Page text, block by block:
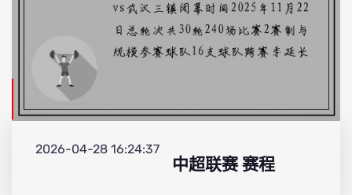
2026-04-28 16:24:37
中超联赛 赛程